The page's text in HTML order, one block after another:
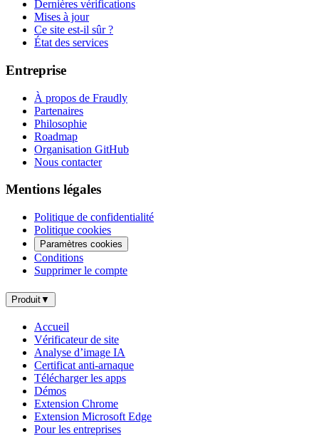
Dernières vérifications
Mises à jour
Ce site est-il sûr ?
État des services
Entreprise
À propos de Fraudly
Partenaires
Philosophie
Roadmap
Organisation GitHub
Nous contacter
Mentions légales
Politique de confidentialité
Politique cookies
Paramètres cookies
Conditions
Supprimer le compte
Produit▼
Accueil
Vérificateur de site
Analyse d’image IA
Certificat anti-arnaque
Télécharger les apps
Démos
Extension Chrome
Extension Microsoft Edge
Pour les entreprises